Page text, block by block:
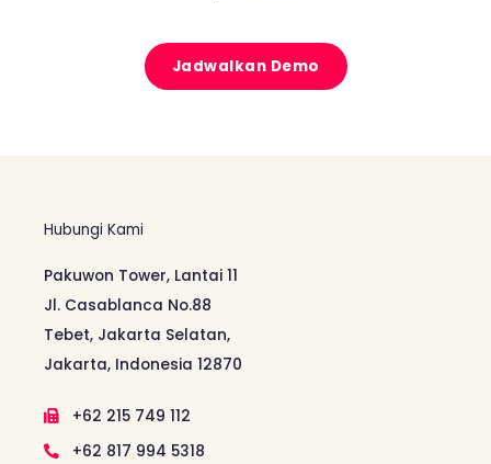
Jadwalkan Demo
Hubungi Kami
Pakuwon Tower, Lantai 11
Jl. Casablanca No.88
Tebet, Jakarta Selatan,
Jakarta, Indonesia 12870
+62 215 749 112
+62 817 994 5318